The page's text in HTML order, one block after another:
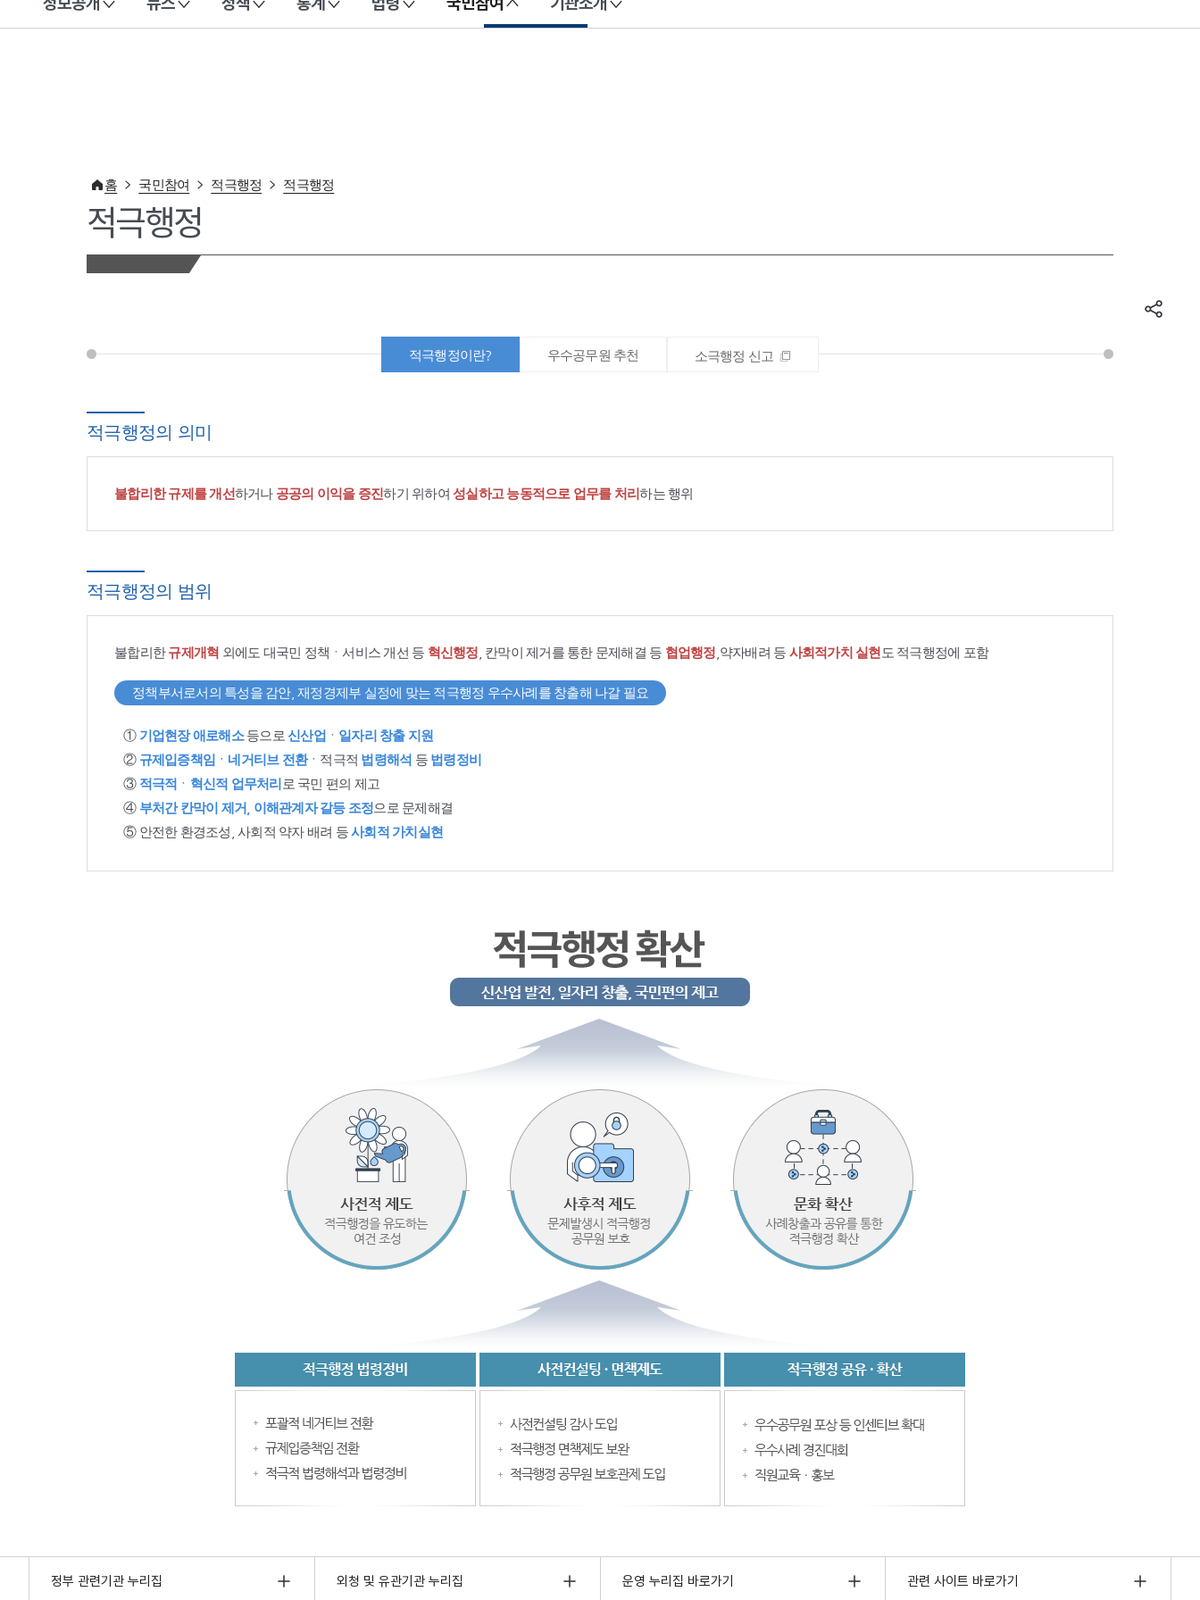
이 누리집은 대한민국 공식 전자정부 누리집입니다.
홈 국민참여 적극행정 적극행정
적극행정
적극행정이란? 우수공무원 추천 소극행정 신고
적극행정의 의미
불합리한 규제를 개선하거나 공공의 이익을 증진하기 위하여 성실하고 능동적으로 업무를 처리하는 행위
적극행정의 범위
불합리한규제개혁 외에도 대국민 정책ㆍ서비스 개선 등 혁신행정 , 칸막이 제거를 통한 문제해결 등 협업행정 ,약자배려 등 사회적가치 실현 도 적극행정에 포함
정책부서로서의 특성을 감안, 재정경제부 실정에 맞는 적극행정 우수사례를 창출해 나갈 필요
① 기업현장 애로해소등으로 신산업 ㆍ 일자리 창출 지원
② 규제입증책임 ㆍ 네거티브 전환ㆍ적극적 법령해석 등 법령정비
③ 적극적 ㆍ 혁신적 업무처리 로 국민 편의 제고
④ 부처간 칸막이 제거, 이해관계자 갈등 조정으로 문제해결
⑤ 안전한 환경조성, 사회적 약자 배려 등사회적 가치실현
정부 관련기관 누리집 외청 및 유관기관 누리집 운영 누리집 바로가기 관련 사이트 바로가기